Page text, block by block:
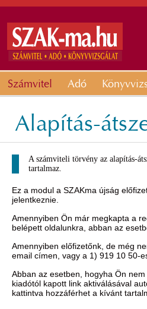
Számvitel Adó
Alapítás-
A számviteli törvény az alapítás-
tartalmaz.
Ez a modul a SZAKma újság
jelentkeznie.
Amennyiben Ön már megkapta a
belépett oldalunkra, abban az
Amennyiben előfizetőnk, de még
email címen, vagy a 1) 919 10 50-
Abban az esetben, hogyha Ön
kiadótól kapott link aktiválásával
kattintva hozzáférhet a kívánt